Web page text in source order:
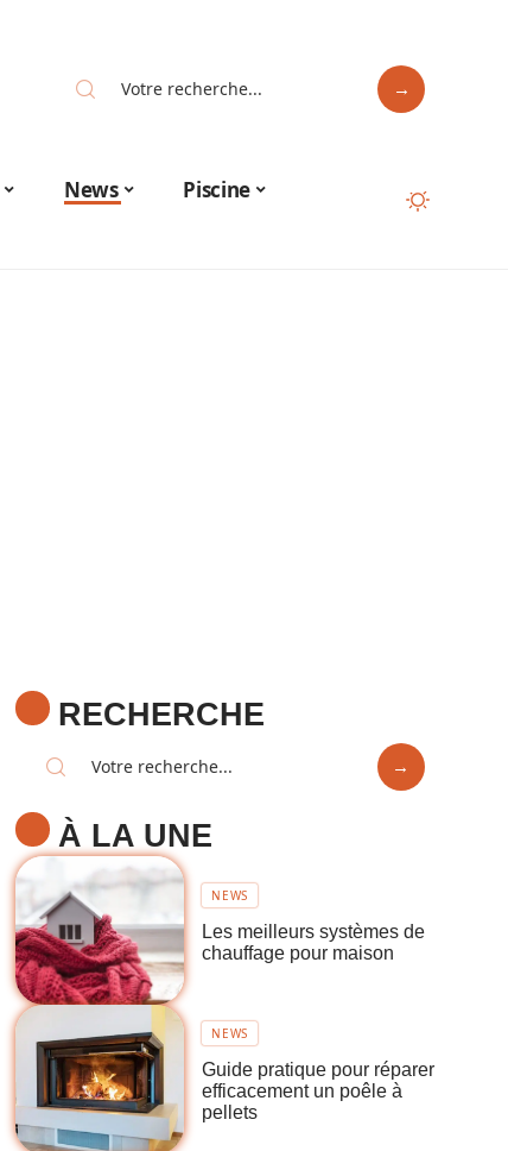
News
Piscine
RECHERCHE
À LA UNE
NEWS
Les meilleurs systèmes de
chauffage pour maison
NEWS
Guide pratique pour réparer
efficacement un poêle à
pellets